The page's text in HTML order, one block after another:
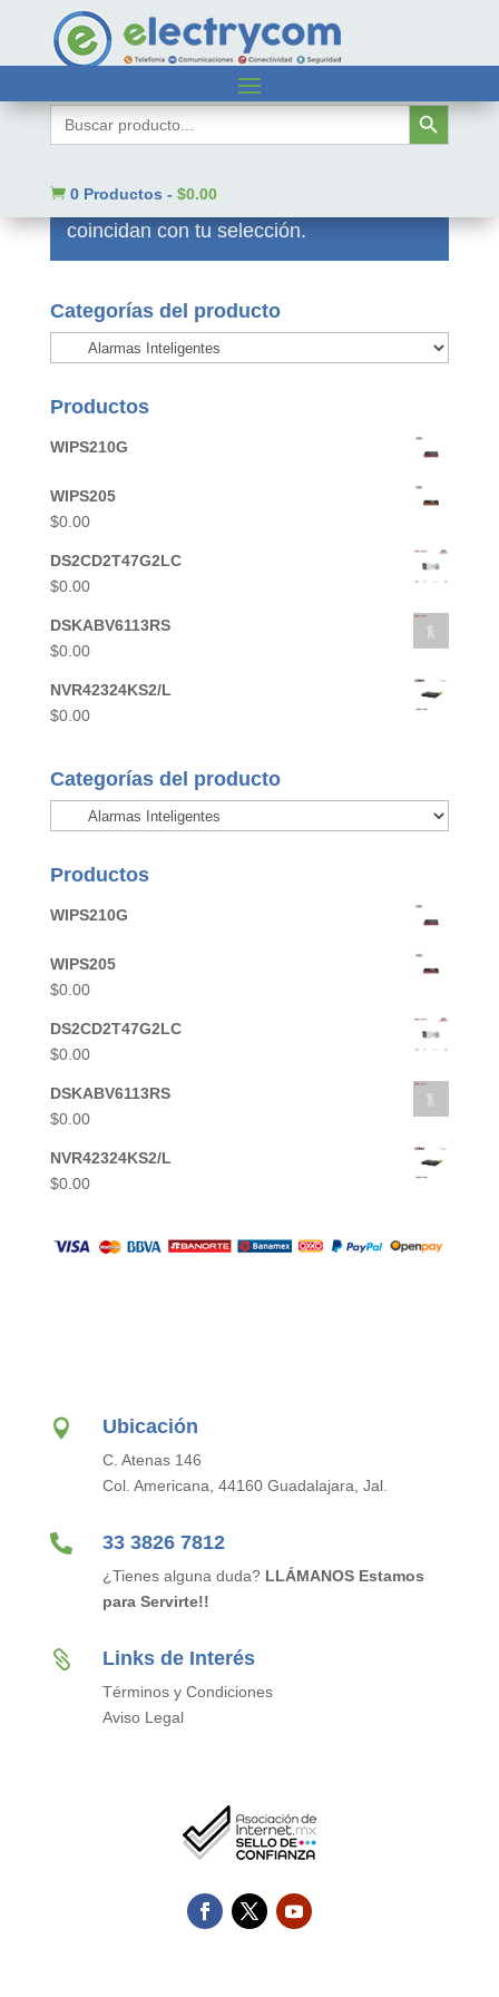
Buscar: Botón de búsqueda
 0 Productos - $0.00
Seguridad Inteligente
Inteligentes
Alarmas Inteligentes
No se han encontrado productos que
coincidan con tu selección.
Categorías del producto
Productos
WIPS210G
WIPS205
$0.00
DS2CD2T47G2LC
$0.00
DSKABV6113RS
$0.00
NVR42324KS2/L
$0.00
Categorías del producto
Productos
WIPS210G
WIPS205
$0.00
DS2CD2T47G2LC
$0.00
DSKABV6113RS
$0.00
NVR42324KS2/L
$0.00
 Ubicación
C. Atenas 146
Col. Americana, 44160 Guadalajara, Jal.
 33 3826 7812
¿Tienes alguna duda? LLÁMANOS Estamos
para Servirte!!
 Links de Interés
Términos y Condiciones
Aviso Legal